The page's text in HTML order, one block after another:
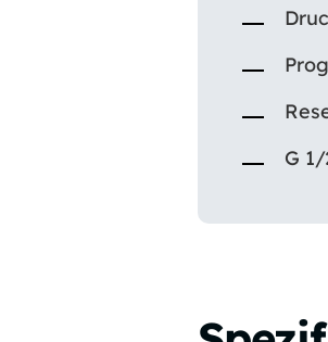
G 1/